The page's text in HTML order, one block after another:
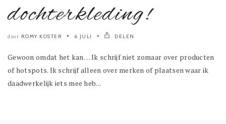
dochterkleding!
door ROMY KOSTER 6 JULI DELEN
Gewoon omdat het kan… Ik schrijf niet zomaar over producten
of hotspots. Ik schrijf alleen over merken of plaatsen waar ik
daadwerkelijk iets mee heb...